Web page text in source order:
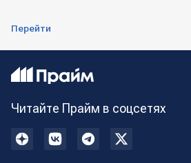
Перейти
Читайте Прайм в соцсетях